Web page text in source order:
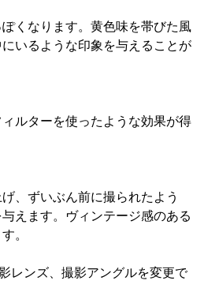
くなります。黄色味を帯びた風
いるような印象を与えることが
ルターを使ったような効果が得
、ずいぶん前に撮られたよう
えます。ヴィンテージ感のある
。
レンズ、撮影アングルを変更で